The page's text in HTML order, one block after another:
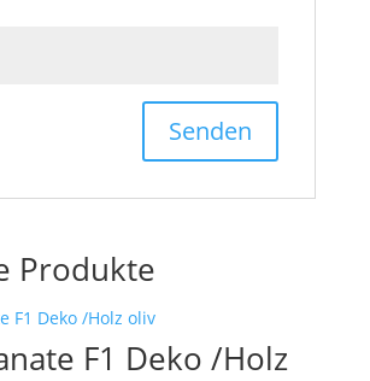
Produkte
F1 Deko /Holz